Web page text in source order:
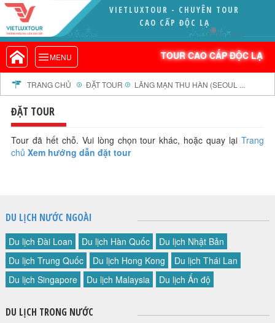
VIETLUXTOUR - CHUYÊN TOUR
CAO CẤP ĐỘC LẠ
MENU TOUR CAO CẤP ĐỘC LẠ
VIETLUXTOUR.COM
TOUR CAO CẤP ĐỘC LẠ
TOUR TRONG NƯỚC
TOUR NƯỚC NGOÀI
TOUR KHỞI HÀNH TỪ HÀ NỘI
TOUR KHỞI HÀNH TỪ ĐÀ NẴNG
TOUR KHỞI HÀNH TỪ CẦN THƠ
TOUR ĐOÀN - M.I.C.E
GIỚI THIỆU
PROFILE EN
THƯ KHEN VIETLUXTOUR
HỘP THƯ GÓP Ý
PROFILE HƯỚNG DẪN VIÊN
TRANG CHỦ ĐẶT TOUR LÃNG MẠN THU HÀN (SEOUL ...
ĐẶT TOUR
Tour đã hết chỗ. Vui lòng chọn tour khác, hoặc quay lạiTrang
chủ Xem hướng dẫn đặt tour
DU LỊCH NƯỚC NGOÀI
Du lịch Đài Loan Du lịch Hàn Quốc
Du lịch Nhật Bản
Du lịch Trung Quốc
Du lịch Hong Kong
Du lịch Thái Lan
Du lịch Singapore
Du lịch Malaysia Du lịch Ấn độ
DU LỊCH TRONG NƯỚC